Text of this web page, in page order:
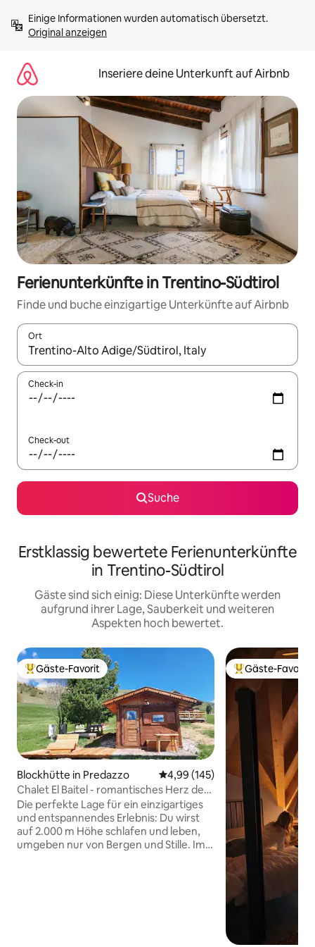
Inhalten
springenOriginal anzeigen
Inseriere deine Unterkunft auf Airbnb
Ferienunterkünfte in Trentino-Südtirol
Finde und buche einzigartige Unterkünfte auf Airbnb
Ort
Wenn Ergebnisse verfügbar sind, navigiere mit den
Check-in
Check-out
Suche
Erstklassig bewertete Ferienunterkünfte
in Trentino-Südtirol
Gäste sind sich einig: Diese Unterkünfte werden
aufgrund ihrer Lage, Sauberkeit und weiteren
Aspekten hoch bewertet.
Beliebter Gäste-Favorit.
Gäste-Favorit
Blockhütte in Predazzo Durchschnittliche Bewertung:
4,99 (145)
Chalet El Baitel - romantisches Herz der
Alpe Lusia
Die perfekte Lage für ein einzigartiges
und entspannendes Erlebnis: Du wirst
auf 2.000 m Höhe schlafen und leben,
umgeben nur von Bergen und Stille. Im
Beliebter Gäste-
Gäste-Favorit